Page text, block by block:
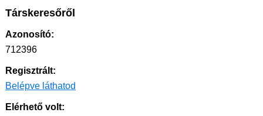
Társkeresőről
Azonosító:
712396
Regisztrált:
Belépve láthatod
Elérhető volt: